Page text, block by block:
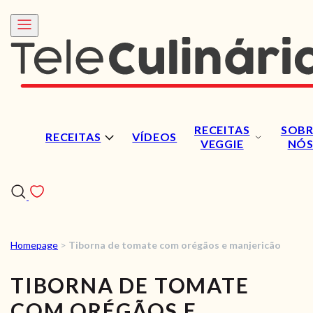
RECEITAS VÍDEOS
RECEITAS
VEGGIE
NÓS
RECEITAS
VÍDEOS
Homepage > Tiborna de tomate com orégãos e manjericão
TIBORNA DE TOMATE